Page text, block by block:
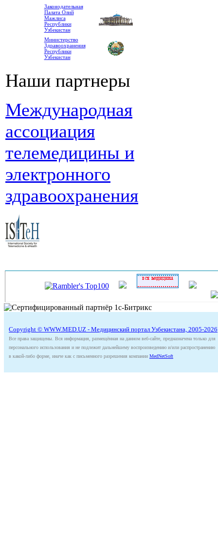
Законодательная
Палата Олий
Мажлиса
Республики
Узбекистан
Министерство
Здравоохранения
Республики
Узбекистан
Наши партнеры
Международная
ассоциация
телемедицины и
электронного
здравоохранения
Copyright © WWW.MED.UZ - Медицинский портал Узбекистана, 2005-2026
Все права защищены. Вся информация, размещённая на данном веб-сайте, предназначена только для
персонального использования и не подлежит дальнейшему воспроизведению и/или распространению
в какой-либо форме, иначе как с письменного разрешения компании MedNetSoft